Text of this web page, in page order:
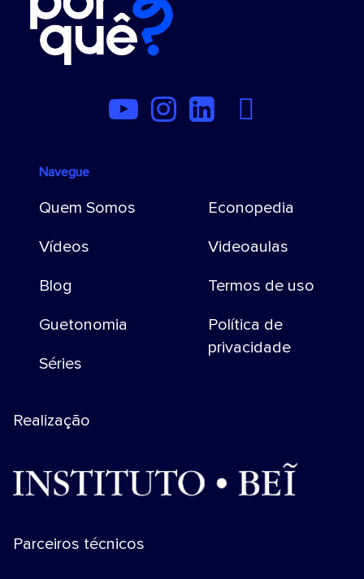
Navegue
Quem Somos
Vídeos
Blog
Guetonomia
Séries
Econopedia
Videoaulas
Termos de uso
Política de
privacidade
Realização
Parceiros técnicos